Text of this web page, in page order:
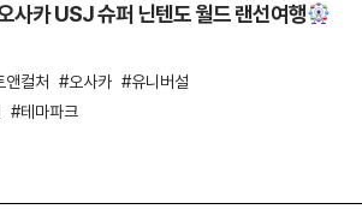
사카 USJ 슈퍼 닌텐도 월드 랜선여행
앤컬처 오사카
유니버설
테마파크